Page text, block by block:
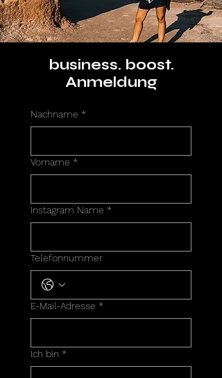
business. boost.
Anmeldung
Nachname *
Vorname *
Instagram Name *
Telefonnummer
E-Mail-Adresse *
Ich bin *